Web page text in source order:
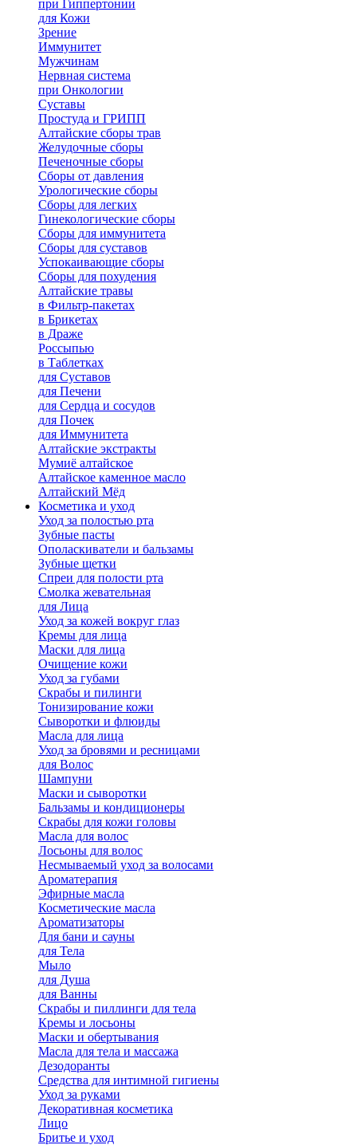
при Гиппертонии
для Кожи
Зрение
Иммунитет
Мужчинам
Нервная система
при Онкологии
Суставы
Простуда и ГРИПП
Алтайские сборы трав
Желудочные сборы
Печеночные сборы
Сборы от давления
Урологические сборы
Сборы для легких
Гинекологические сборы
Сборы для иммунитета
Сборы для суставов
Успокаивающие сборы
Сборы для похудения
Алтайские травы
в Фильтр-пакетах
в Брикетах
в Драже
Россыпью
в Таблетках
для Cуставов
для Печени
для Сердца и сосудов
для Почек
для Иммунитета
Алтайские экстракты
Мумиё алтайское
Алтайское каменное масло
Алтайский Мёд
Косметика и уход
Уход за полостью рта
Зубные пасты
Ополаскиватели и бальзамы
Зубные щетки
Спреи для полости рта
Смолка жевательная
для Лица
Уход за кожей вокруг глаз
Кремы для лица
Маски для лица
Очищение кожи
Уход за губами
Скрабы и пилинги
Тонизирование кожи
Сыворотки и флюиды
Масла для лица
Уход за бровями и ресницами
для Волос
Шампуни
Маски и сыворотки
Бальзамы и кондиционеры
Скрабы для кожи головы
Масла для волос
Лосьоны для волос
Несмываемый уход за волосами
Ароматерапия
Эфирные масла
Косметические масла
Ароматизаторы
Для бани и сауны
для Тела
Мыло
для Душа
для Ванны
Скрабы и пиллинги для тела
Кремы и лосьоны
Маски и обертывания
Масла для тела и массажа
Дезодоранты
Средства для интимной гигиены
Уход за руками
Декоративная косметика
Лицо
Бритье и уход